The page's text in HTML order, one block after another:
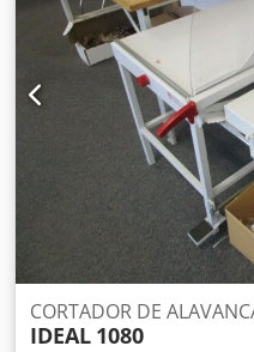
completamente revisto há
CORTADOR DE
IDEAL 1080